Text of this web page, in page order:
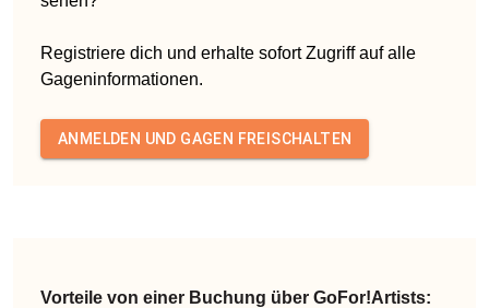
Registriere dich und erhalte sofort Zugriff auf alle
Gageninformationen.
ANMELDEN UND GAGEN FREISCHALTEN
Vorteile von einer Buchung über GoFor!Artists: